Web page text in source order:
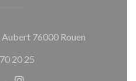
76000 Rouen
20 25